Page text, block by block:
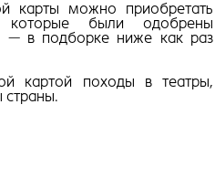
карты можно приобретать
были одобрены
— в подборке ниже как раз
картой походы в театры,
страны.